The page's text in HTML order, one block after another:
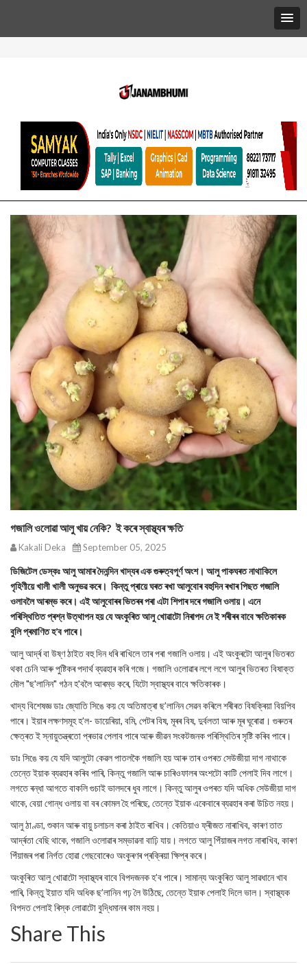
গজালি ওলোৱা আলু খায় নেকি? ই কৰে স্বাস্থ্যৰ ক্ষতি
Kakali Deka September 05, 2025
ডিজিটেল ডেস্কঃ আলু আমাৰ দৈনন্দিন খাদ্যৰ এক গুৰুত্বপূৰ্ণ অংশ। আলু পাকঘৰত নাথাকিলে
গৃহিণীয়ে খালী খালী অনুভৱ কৰে। কিন্তু প্ৰায়ে ঘৰত ৰখা আলুবোৰ বহুদিন ৰখাৰ পিছত গজালি
ওলাবলৈ আৰম্ভ কৰে। এই আলুবোৰৰ ভিতৰৰ পৰা এটা শিপাৰ দৰে গজালি ওলায়। এনে
পৰিস্থিতিত প্ৰশ্ন উত্থাপন হয় যে অংকুৰিত আলু খোৱাটো নিৰাপদ নে ই শৰীৰৰ বাবে ক্ষতিকাৰক
বুলি প্ৰমাণিত হ’ব পাৰে।
আলু আৰ্দ্ৰ বা উষ্ণ ঠাইত বহু দিন ধৰি ৰাখিলে তাৰ পৰা গজালি ওলায়। এই অংকুৰটো আলুৰ ভিতৰত
থকা চেনি আৰু পুষ্টিকৰ পদাৰ্থ ব্যৱহাৰ কৰি গজে। গজালি ওলোৱাৰ লগে লগে আলুৰ ভিতৰত বিষাক্ত
মৌল "ছ'লানিন" গঠন হ'বলৈ আৰম্ভ কৰে, যিটো স্বাস্থ্যৰ বাবে ক্ষতিকাৰক।
খাদ্য বিশেষজ্ঞ ডাঃ জ্যোতি সিঙে কয় যে অতিমাত্ৰা ছ’লানিন সেৱন কৰিলে শৰীৰত বিষক্ৰিয়া বিয়পিব
পাৰে। ইয়াৰ লক্ষণসমূহ হ’ল- ডায়েৰিয়া, বমি, পেটৰ বিষ, মূৰৰ বিষ, দুৰ্বলতা আৰু মূৰ ঘূৰোৱা। গুৰুতৰ
ক্ষেত্ৰত ই স্নায়ুতন্ত্ৰতো প্ৰভাৱ পেলাব পাৰে আৰু জীৱন সংকটজনক পৰিস্থিতিৰ সৃষ্টি কৰিব পাৰে।
ডাঃ সিঙে কয় যে যদি আলুটো কেৱল পাতলকৈ গজালি হয় আৰু তাৰ ওপৰত সেউজীয়া দাগ নাথাকে
তেন্তে ইয়াক ব্যৱহাৰ কৰিব পাৰি, কিন্তু গজালি আৰু চাৰিওফালৰ অংশটো কাটি পেলাই দিব লাগে।
লগতে ৰন্ধা আগতে বাকলি গুচাই ভালদৰে ধুব লাগে। কিন্তু আলুৰ ওপৰত যদি অধিক সেউজীয়া দাগ
থাকে, বেয়া গোন্ধ ওলায় বা বৰ কোমল হৈ পৰিছে, তেন্তে ইয়াক একেবাৰে ব্যৱহাৰ কৰা উচিত নহয়।
আলু ঠাণ্ডা, শুকান আৰু বায়ু চলাচল কৰা ঠাইত ৰাখিব। কেতিয়াও ফ্ৰীজত নাৰাখিব, কাৰণ তাত
আৰ্দ্ৰতা বেছি থাকে, গজালি ওলোৱাৰ সম্ভাৱনা বাঢ়ি যায়। লগতে আলু পিঁয়াজৰ লগত নাৰাখিব, কাৰণ
পিঁয়াজৰ পৰা নিৰ্গত হোৱা গেছবোৰেও অংকুৰণৰ প্ৰক্ৰিয়া ক্ষিপ্ৰ কৰে।
অংকুৰিত আলু খোৱাটো স্বাস্থ্যৰ বাবে বিপদজনক হ’ব পাৰে। সামান্য অংকুৰিত আলু সাৱধানে খাব
পাৰি, কিন্তু ইয়াত যদি অধিক ছ’লানিন গঢ় লৈ উঠিছে, তেন্তে ইয়াক পেলাই দিলে ভাল। স্বাস্থ্যক
বিপদত পেলাই ৰিস্ক লোৱাটো বুদ্ধিমানৰ কাম নহয়।
Share This